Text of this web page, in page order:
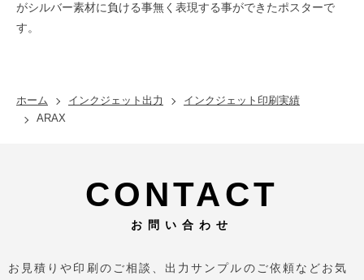
がシルバー素材に負ける事無く表現する事ができたポスターで
す。
ホーム インクジェット出力
インクジェット印刷実績
ARAX
CONTACT
お問い合わせ
お見積りや印刷のご相談、出力サンプルのご依頼などお気